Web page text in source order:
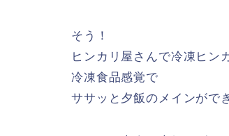
そう！
ヒンカリ屋さんで冷凍ヒン
冷凍食品感覚で
ササッと夕飯のメインがで